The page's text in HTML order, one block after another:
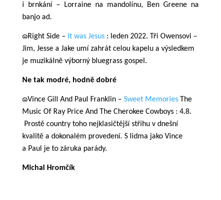
i brnkání – Lorraine na mandolínu, Ben Greene na
banjo ad.
ɷRight Side – It was Jesus : leden 2022. Tři Owensovi –
Jim, Jesse a Jake umí zahrát celou kapelu a výsledkem
je muzikálně výborný bluegrass gospel.
Ne tak modré, hodně dobré
ɷVince Gill And Paul Franklin – Sweet Memories The
Music Of Ray Price And The Cherokee Cowboys : 4.8.
Prostě country toho nejklasičtější střihu v dnešní
kvalitě a dokonalém provedení. S lidma jako Vince
a Paul je to záruka parády.
Michal Hromčík